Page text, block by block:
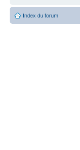
Index du forum